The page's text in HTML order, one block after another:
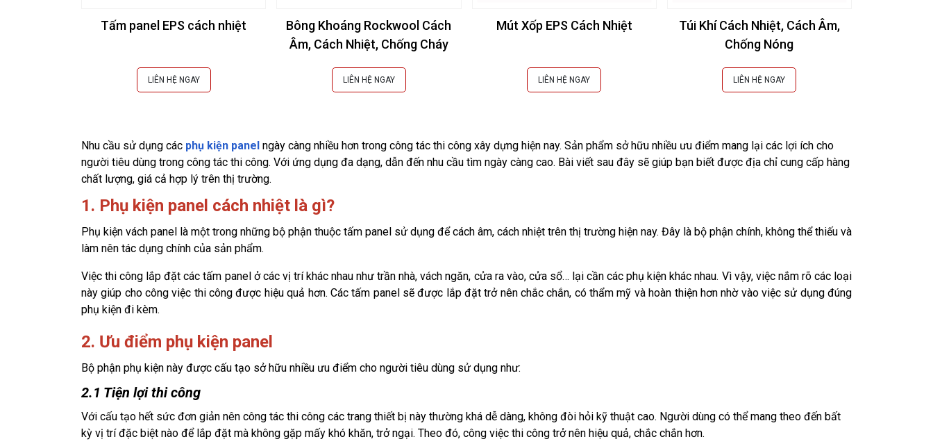
Tấm panel EPS cách nhiệt
LIÊN HỆ NGAY
Bông Khoáng Rockwool Cách
Âm, Cách Nhiệt, Chống Cháy
LIÊN HỆ NGAY
Mút Xốp EPS Cách Nhiệt
LIÊN HỆ NGAY
Túi Khí Cách Nhiệt, Cách Âm,
Chống Nóng
LIÊN HỆ NGAY
Nhu cầu sử dụng các phụ kiện panel ngày càng nhiều hơn trong công tác thi công xây dựng hiện nay. Sản phẩm sở hữu nhiều ưu điểm mang lại các lợi ích cho
người tiêu dùng trong công tác thi công. Với ứng dụng đa dạng, dẫn đến nhu cầu tìm ngày càng cao. Bài viết sau đây sẽ giúp bạn biết được địa chỉ cung cấp hàng
chất lượng, giá cả hợp lý trên thị trường.
1. Phụ kiện panel cách nhiệt là gì?
Phụ kiện vách panel là một trong những bộ phận thuộc tấm panel sử dụng để cách âm, cách nhiệt trên thị trường hiện nay. Đây là bộ phận chính, không thể thiếu và
làm nên tác dụng chính của sản phẩm.
Việc thi công lắp đặt các tấm panel ở các vị trí khác nhau như trần nhà, vách ngăn, cửa ra vào, cửa sổ… lại cần các phụ kiện khác nhau. Vì vậy, việc nắm rõ các loại
này giúp cho công việc thi công được hiệu quả hơn. Các tấm panel sẽ được lắp đặt trở nên chắc chắn, có thẩm mỹ và hoàn thiện hơn nhờ vào việc sử dụng đúng
phụ kiện đi kèm.
2. Ưu điểm phụ kiện panel
Bộ phận phụ kiện này được cấu tạo sở hữu nhiều ưu điểm cho người tiêu dùng sử dụng như:
2.1 Tiện lợi thi công
Với cấu tạo hết sức đơn giản nên công tác thi công các trang thiết bị này thường khá dễ dàng, không đòi hỏi kỹ thuật cao. Người dùng có thể mang theo đến bất
kỳ vị trí đặc biệt nào để lắp đặt mà không gặp mấy khó khăn, trở ngại. Theo đó, công việc thi công trở nên hiệu quả, chắc chắn hơn.